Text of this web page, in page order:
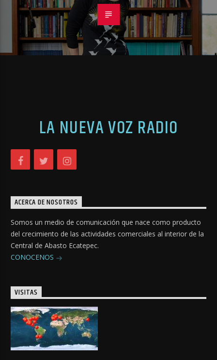
LA NUEVA VOZ RADIO
ACERCA DE NOSOTROS
Somos un medio de comunicación que nace como producto
del crecimiento de las actividades comerciales al interior de la
Central de Abasto Ecatepec.
CONOCENOS
VISITAS